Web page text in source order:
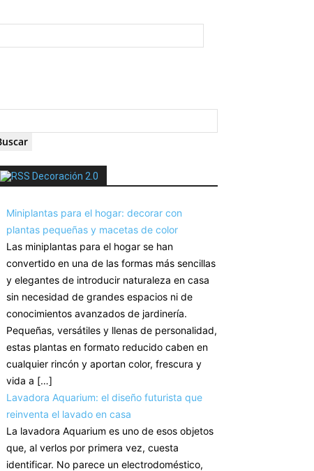
Decoración 2.0
Miniplantas para el hogar: decorar con
plantas pequeñas y macetas de color
Las miniplantas para el hogar se han
convertido en una de las formas más sencillas
y elegantes de introducir naturaleza en casa
sin necesidad de grandes espacios ni de
conocimientos avanzados de jardinería.
Pequeñas, versátiles y llenas de personalidad,
estas plantas en formato reducido caben en
cualquier rincón y aportan color, frescura y
vida a […]
Lavadora Aquarium: el diseño futurista que
reinventa el lavado en casa
La lavadora Aquarium es uno de esos objetos
que, al verlos por primera vez, cuesta
identificar. No parece un electrodoméstico,